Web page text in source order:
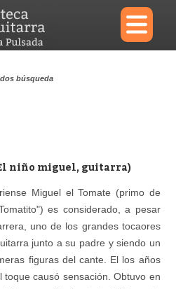
×
Reproductor
búsqueda
niño miguel, guitarra)
Miguel el Tomate (primo de
es considerado, a pesar
uno de los grandes tocaores
junto a su padre y siendo un
figuras del cante. El los años
causó sensación. Obtuvo en